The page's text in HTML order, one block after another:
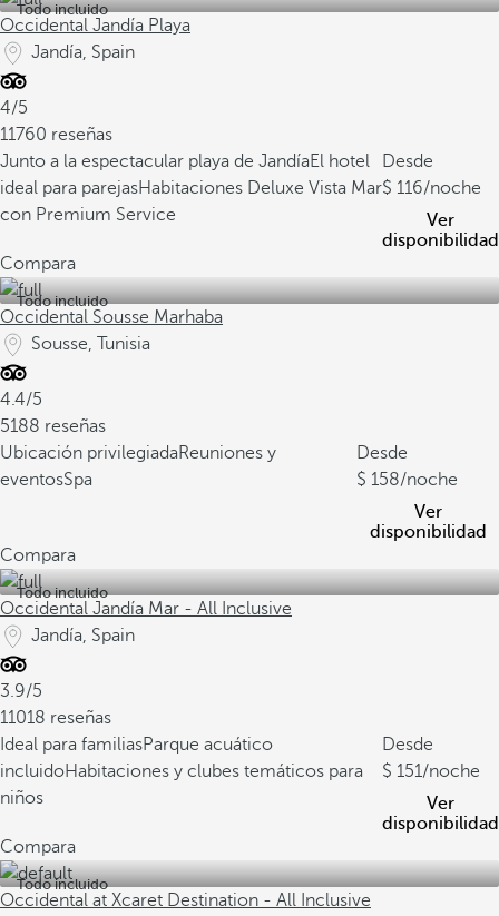
Todo incluido
Occidental Jandía Playa
Jandía, Spain
4/5
11760 reseñas
Junto a la espectacular playa de JandíaEl hotel
ideal para parejasHabitaciones Deluxe Vista Mar
con Premium Service
Desde
116/noche
Ver
disponibilidad
Compara
Todo incluido
Occidental Sousse Marhaba
Sousse, Tunisia
4.4/5
5188 reseñas
Ubicación privilegiadaReuniones y
eventosSpa
Desde
158/noche
Ver
disponibilidad
Compara
Todo incluido
Occidental Jandía Mar - All Inclusive
Jandía, Spain
3.9/5
11018 reseñas
Ideal para familiasParque acuático
incluidoHabitaciones y clubes temáticos para
niños
Desde
151/noche
Ver
disponibilidad
Compara
Todo incluido
Occidental at Xcaret Destination - All Inclusive